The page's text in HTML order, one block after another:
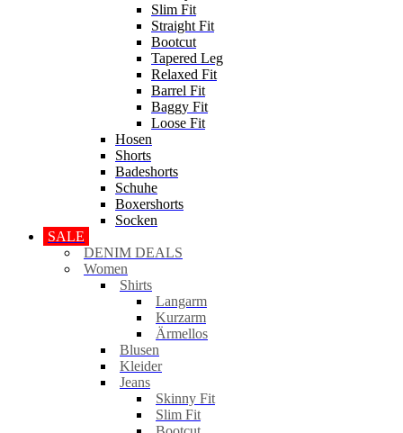
Slim Fit
Straight Fit
Bootcut
Tapered Leg
Relaxed Fit
Barrel Fit
Baggy Fit
Loose Fit
Hosen
Shorts
Badeshorts
Schuhe
Boxershorts
Socken
SALE
DENIM DEALS
Women
Shirts
Langarm
Kurzarm
Ärmellos
Blusen
Kleider
Jeans
Skinny Fit
Slim Fit